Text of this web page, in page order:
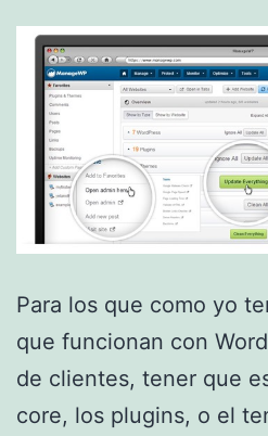
Para los que como yo
que funcionan con
de clientes, tener que
core, los plugins, o el